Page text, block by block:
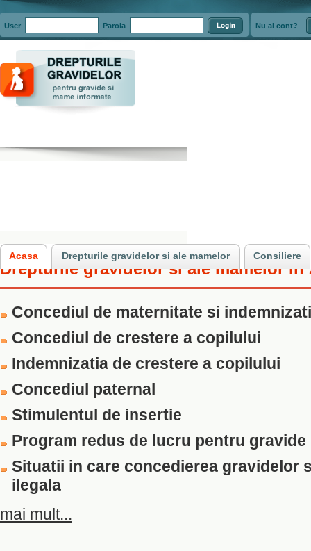
Drepturile gravidelor si ale mamelor in
Concediul de maternitate si
Concediul de crestere a copilului
Indemnizatia de crestere a copilului
Concediul paternal
Stimulentul de insertie
Program redus de lucru pentru gravide
Situatii in care concedierea gravidelor
ilegala
mai mult...
User Parola Nu ai cont?
Acasa Drepturile gravidelor si ale mamelor Consiliere